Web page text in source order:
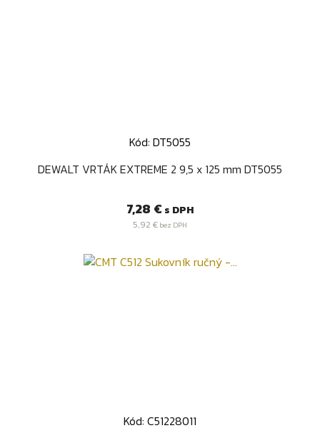
Kód: DT5055
DEWALT VRTÁK EXTREME 2 9,5 x 125 mm DT5055
Cena
7,28 € s DPH
5,92 € bez DPH
Kód: C51228011